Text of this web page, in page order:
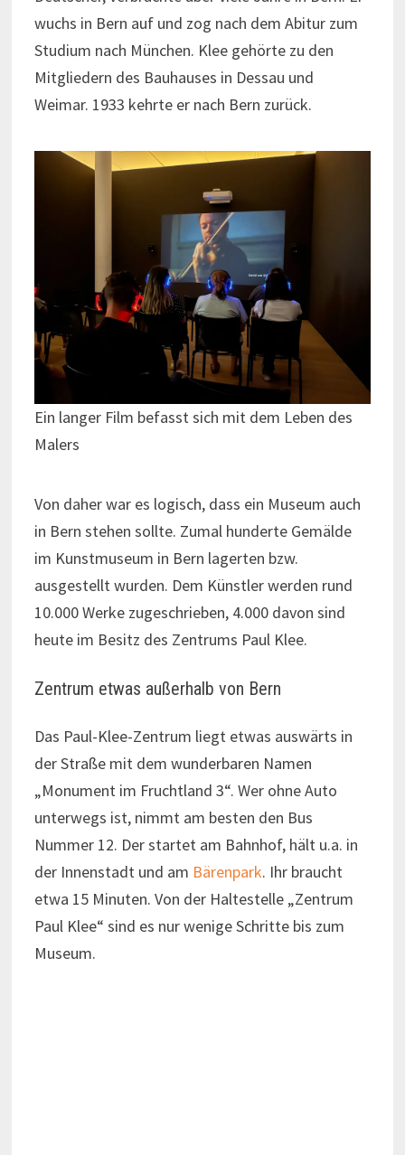
wuchs in Bern auf und zog nach dem Abitur zum
Studium nach München. Klee gehörte zu den
Mitgliedern des Bauhauses in Dessau und
Weimar. 1933 kehrte er nach Bern zurück.
Ein langer Film befasst sich mit dem Leben des
Malers
Von daher war es logisch, dass ein Museum auch
in Bern stehen sollte. Zumal hunderte Gemälde
im Kunstmuseum in Bern lagerten bzw.
ausgestellt wurden. Dem Künstler werden rund
10.000 Werke zugeschrieben, 4.000 davon sind
heute im Besitz des Zentrums Paul Klee.
Zentrum etwas außerhalb von Bern
Das Paul-Klee-Zentrum liegt etwas auswärts in
der Straße mit dem wunderbaren Namen
„Monument im Fruchtland 3“. Wer ohne Auto
unterwegs ist, nimmt am besten den Bus
Nummer 12. Der startet am Bahnhof, hält u.a. in
der Innenstadt und am Bärenpark. Ihr braucht
etwa 15 Minuten. Von der Haltestelle „Zentrum
Paul Klee“ sind es nur wenige Schritte bis zum
Museum.